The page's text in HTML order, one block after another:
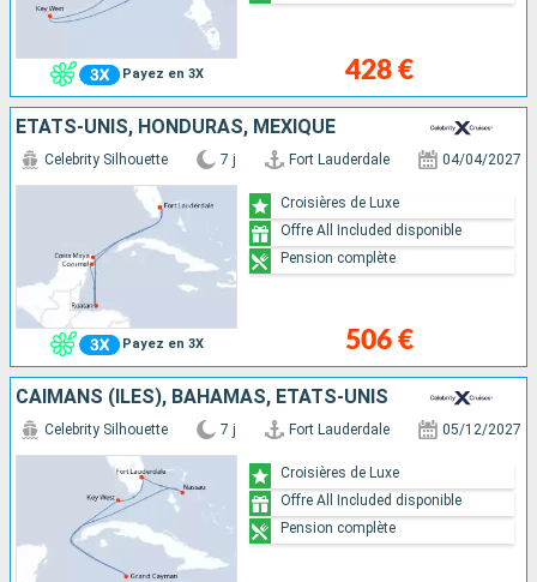
Payez en 3X 428 €
ÉTATS-UNIS, HONDURAS, MEXIQUE
Payez en 3X
Celebrity Silhouette 7 j Fort Lauderdale 04/04/2027
506 €
Croisières de Luxe
Offre All Included disponible
Pension complète
CAÏMANS (ÎLES), BAHAMAS, ÉTATS-UNIS
Celebrity Silhouette 7 j Fort Lauderdale 05/12/2027
Croisières de Luxe
Offre All Included disponible
Pension complète